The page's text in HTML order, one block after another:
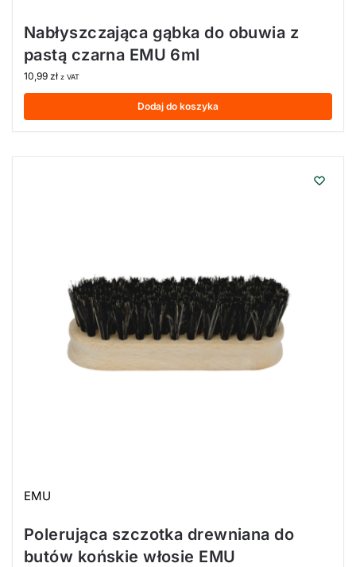
Nabłyszczająca gąbka do obuwia z
pastą czarna EMU 6ml
10,99 zł z VAT
Dodaj do koszyka
EMU
Polerująca szczotka drewniana do
butów końskie włosie EMU